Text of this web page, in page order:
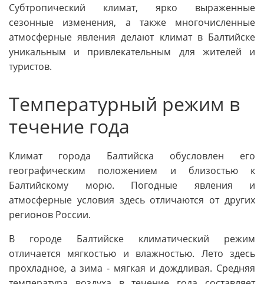
Субтропический климат, ярко выраженные
сезонные изменения, а также многочисленные
атмосферные явления делают климат в Балтийске
уникальным и привлекательным для жителей и
туристов.
Температурный режим в
течение года
Климат города Балтийска обусловлен его
географическим положением и близостью к
Балтийскому морю. Погодные явления и
атмосферные условия здесь отличаются от других
регионов России.
В городе Балтийске климатический режим
отличается мягкостью и влажностью. Лето здесь
прохладное, а зима - мягкая и дождливая. Средняя